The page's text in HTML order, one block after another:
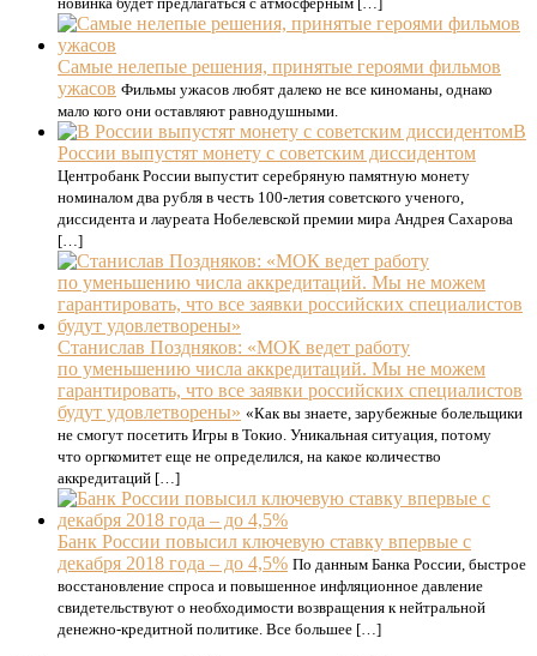
Самые нелепые решения, принятые героями фильмов
ужасов Фильмы ужасов любят далеко не все киноманы, однако
мало кого они оставляют равнодушными.
В
России выпустят монету с советским диссидентом
Центробанк России выпустит серебряную памятную монету
номиналом два рубля в честь 100-летия советского ученого,
диссидента и лауреата Нобелевской премии мира Андрея Сахарова
[…]
Станислав Поздняков: «МОК ведет работу
по уменьшению числа аккредитаций. Мы не можем
гарантировать, что все заявки российских специалистов
будут удовлетворены» «Как вы знаете, зарубежные болельщики
не смогут посетить Игры в Токио. Уникальная ситуация, потому
что оргкомитет еще не определился, на какое количество
аккредитаций […]
Банк России повысил ключевую ставку впервые с
декабря 2018 года – до 4,5% По данным Банка России, быстрое
восстановление спроса и повышенное инфляционное давление
свидетельствуют о необходимости возвращения к нейтральной
денежно-кредитной политике. Все большее […]